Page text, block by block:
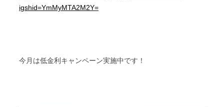
igshid=YmMyMTA2M2Y=
今月は低金利キャンペーン実施中です！